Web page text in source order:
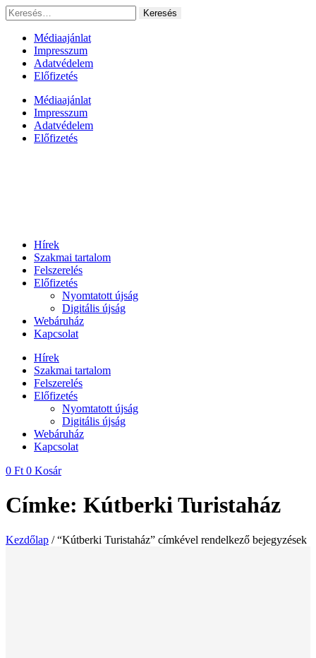
Ugrás
a
tartalomhoz
Keresés:
Médiaajánlat
Impresszum
Adatvédelem
Előfizetés
Médiaajánlat
Impresszum
Adatvédelem
Előfizetés
Hírek
Szakmai tartalom
Felszerelés
Előfizetés
Nyomtatott újság
Digitális újság
Webáruház
Kapcsolat
Hírek
Szakmai tartalom
Felszerelés
Előfizetés
Nyomtatott újság
Digitális újság
Webáruház
Kapcsolat
0 Ft 0 Kosár
Címke: Kútberki Turistaház
Kezdőlap / “Kútberki Turistaház” címkével rendelkező bejegyzések